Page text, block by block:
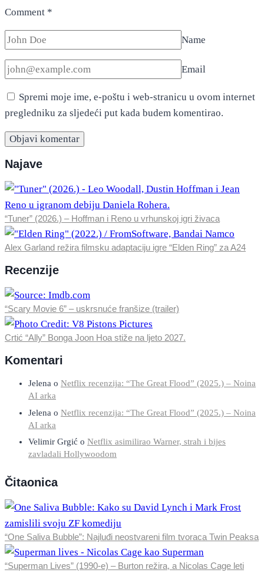
Comment *
Name
Email
Spremi moje ime, e-poštu i web-stranicu u ovom internet
pregledniku za sljedeći put kada budem komentirao.
Najave
“Tuner” (2026.) – Hoffman i Reno u vrhunskoj igri živaca
Alex Garland režira filmsku adaptaciju igre “Elden Ring” za A24
Recenzije
“Scary Movie 6” – uskrsnuće franšize (trailer)
Crtić “Ally” Bonga Joon Hoa stiže na ljeto 2027.
Komentari
Jelena o Netflix recenzija: “The Great Flood” (2025.) – Noina
AI arka
Jelena o Netflix recenzija: “The Great Flood” (2025.) – Noina
AI arka
Velimir Grgić o Netflix asimilirao Warner, strah i bijes
zavladali Hollywoodom
Čitaonica
“One Saliva Bubble”: Najluđi neostvareni film tvoraca Twin Peaksa
“Superman Lives” (1990-e) – Burton režira, a Nicolas Cage leti